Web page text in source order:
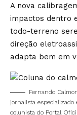
A nova
impactos dentro
todo-terreno
direção
adapta bem em
Fernando
jornalista especializado
colunista do Portal